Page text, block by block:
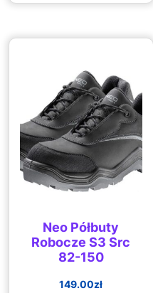
Neo Półbuty
Robocze S3 Src
82-150
149.00zł